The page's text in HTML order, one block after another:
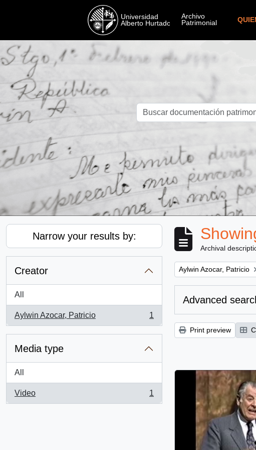
Narrow your results by:
Creator
All
Aylwin Azocar, Patricio
, 1 results
1
Media type
All
Video
, 1 results
1
Archival
Remove filter:
Aylwin Azocar, Patricio
Advanced
Print preview